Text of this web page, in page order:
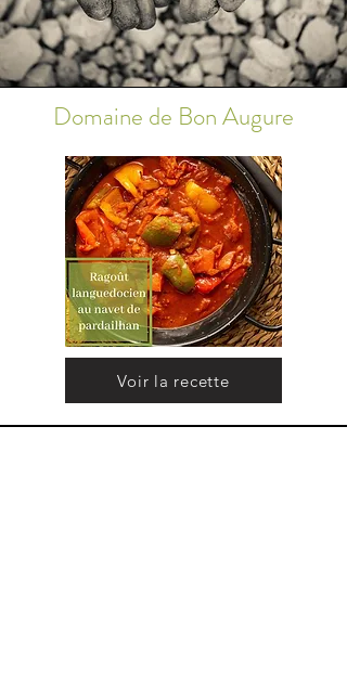
Domaine de Bon Augure
Voir la recette